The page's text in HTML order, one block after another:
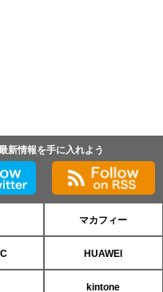
新情報を手に入れよう
マカフィー
HUAWEI
kintone